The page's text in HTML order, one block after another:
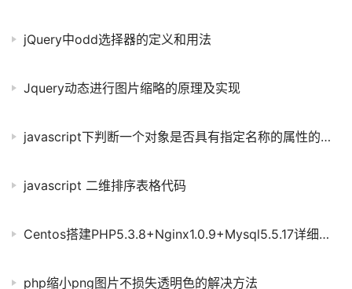
jQuery中odd选择器的定义和用法
Jquery动态进行图片缩略的原理及实现
javascript下判断一个对象是否具有指定名称的属性的的代码
javascript 二维排序表格代码
Centos搭建PHP5.3.8+Nginx1.0.9+Mysql5.5.17详细配置
php缩小png图片不损失透明色的解决方法